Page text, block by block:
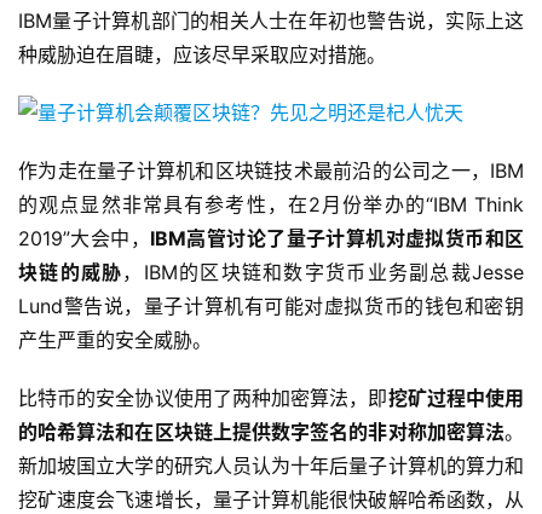
IBM量子计算机部门的相关人士在年初也警告说，实际上这
种威胁迫在眉睫，应该尽早采取应对措施。
作为走在量子计算机和区块链技术最前沿的公司之一，IBM
的观点显然非常具有参考性，在2月份举办的“IBM Think
2019”大会中， IBM高管讨论了量子计算机对虚拟货币和区
块链的威胁，IBM的区块链和数字货币业务副总裁Jesse
Lund警告说，量子计算机有可能对虚拟货币的钱包和密钥
产生严重的安全威胁。
比特币的安全协议使用了两种加密算法，即挖矿过程中使用
的哈希算法和在区块链上提供数字签名的非对称加密算法。
新加坡国立大学的研究人员认为十年后量子计算机的算力和
挖矿速度会飞速增长，量子计算机能很快破解哈希函数，从